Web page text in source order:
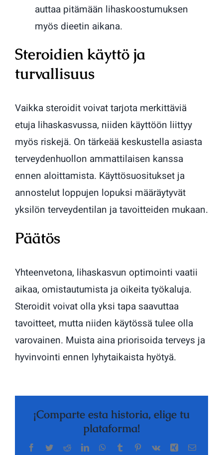
auttaa pitämään lihaskoostumuksen
myös dieetin aikana.
Steroidien käyttö ja
turvallisuus
Vaikka steroidit voivat tarjota merkittäviä
etuja lihaskasvussa, niiden käyttöön liittyy
myös riskejä. On tärkeää keskustella asiasta
terveydenhuollon ammattilaisen kanssa
ennen aloittamista. Käyttösuositukset ja
annostelut loppujen lopuksi määräytyvät
yksilön terveydentilan ja tavoitteiden mukaan.
Päätös
Yhteenvetona, lihaskasvun optimointi vaatii
aikaa, omistautumista ja oikeita työkaluja.
Steroidit voivat olla yksi tapa saavuttaa
tavoitteet, mutta niiden käytössä tulee olla
varovainen. Muista aina priorisoida terveys ja
hyvinvointi ennen lyhytaikaista hyötyä.
¡Comparte esta historia, elige tu
plataforma!
Facebook
TwitterRedditLinkedInWhatsApp
TumblrPinterest
Vk Xing Correo